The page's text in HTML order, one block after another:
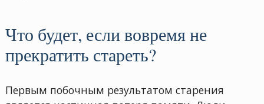
Что будет, если вовремя не
прекратить стареть?
Первым побочным результатом старения